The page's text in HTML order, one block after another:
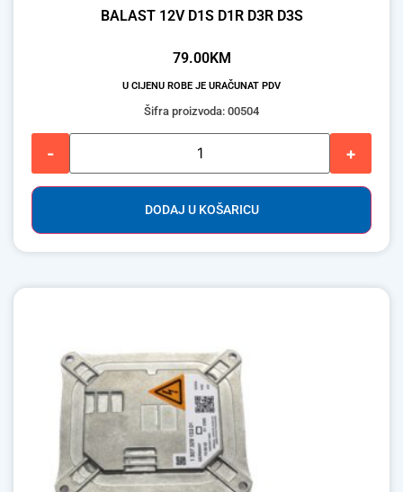
BALAST 12V D1S D1R D3R D3S
79.00KM
U CIJENU ROBE JE URAČUNAT PDV
Šifra proizvoda: 00504
- +
DODAJ U KOŠARICU